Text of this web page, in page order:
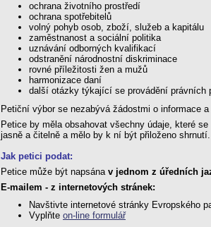
ochrana životního prostředí
ochrana spotřebitelů
volný pohyb osob, zboží, služeb a kapitálu
zaměstnanost a sociální politika
uznávání odborných kvalifikací
odstranění národnostní diskriminace
rovné příležitosti žen a mužů
harmonizace daní
další otázky týkající se provádění právních
Petiční výbor se nezabývá žádostmi o informace
Petice by měla obsahovat všechny údaje, které
jasně a čitelně a mělo by k ní být přiloženo shrnutí.
Jak petici podat:
Petice může být napsána v jednom z úředních
E-mailem - z internetových stránek:
Navštivte internetové stránky Evropského
Vyplňte on-line formulář